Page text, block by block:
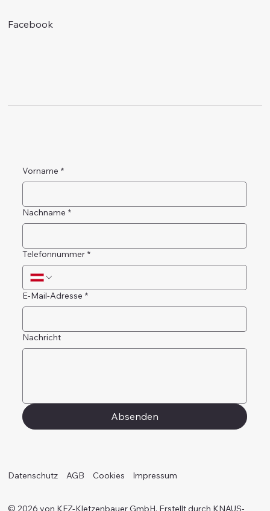
Facebook
Vorname *
Nachname *
Telefonnummer *
E-Mail-Adresse *
Nachricht
Absenden
Datenschutz AGB Cookies Impressum
© 2026 von KFZ-Kletzenbauer GmbH. Erstellt durch KNAUS-